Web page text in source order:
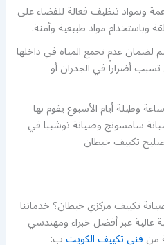
وبمواد تنظيف فعالة للقضاء على
وباستخدام مواد طبيعية وأمنة.
لضمان عدم تجمع المياه في داخلها
تسبب أضراراً في الجدران أو
خدماتنا متوافرة على مدار 24 ساعة وطيلة أيام الأسبوع يقوم بها
سامسونج وصيانة توشيبا في
تكييف خيطان
تكييف مركزي خيطان؟ خدماتنا
عالية عبر أفضل خبراء ومهندسي
منفني تكييف الكويتب: